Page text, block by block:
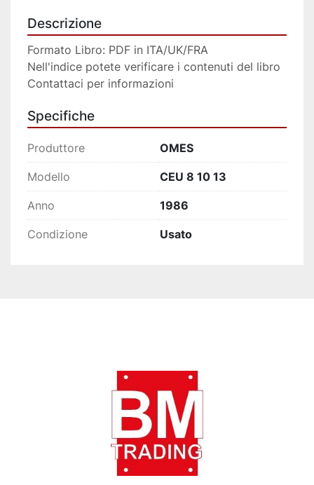
Descrizione
Formato Libro: PDF in ITA/UK/FRA
Nell'indice potete verificare i contenuti del libro
Contattaci per informazioni
Specifiche
Produttore OMES
Modello CEU 8 10 13
Anno 1986
Condizione Usato